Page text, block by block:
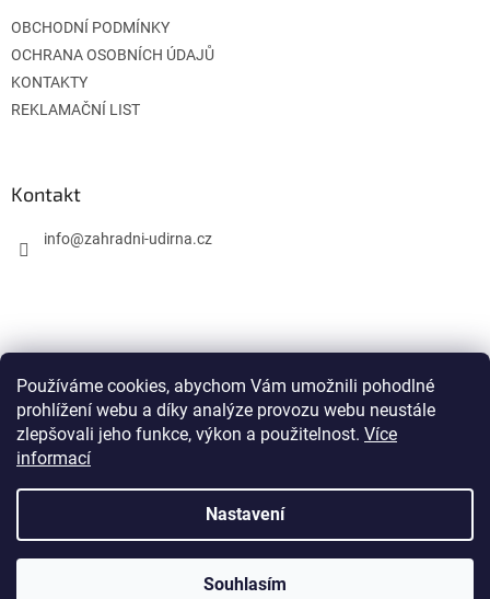
Používáme cookies, abychom Vám umožnili pohodlné
prohlížení webu a díky analýze provozu webu neustále
zlepšovali jeho funkce, výkon a použitelnost. Více
informací
Nastavení
Souhlasím
OBCHODNÍ PODMÍNKY
OCHRANA OSOBNÍCH ÚDAJŮ
KONTAKTY
REKLAMAČNÍ LIST
Kontakt
info@zahradni-udirna.cz
Nákupní košík
0KS /0 KČ
Vytvořil Shoptet
Zahradní udírna. Všechna práva vyhrazena.